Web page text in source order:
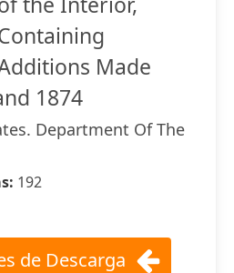
Made
1874
Department Of The
192
de Descarga